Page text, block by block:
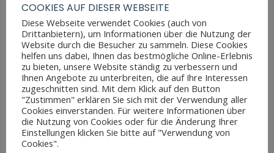
Breite
145 cm
Maße Tiefe
70 cm
Materialien
Eiche
massiv
Stil
Rokoko
Möbelart
Esstisch
gut, einige
COOKIES AUF DIESER WEBSEITE
Diese Webseite verwendet Cookies (auch von
Drittanbietern), um Informationen über die Nutzung der
Website durch die Besucher zu sammeln. Diese Cookies
helfen uns dabei, Ihnen das bestmögliche Online-Erlebnis
zu bieten, unsere Website ständig zu verbessern und
Ihnen Angebote zu unterbreiten, die auf Ihre Interessen
zugeschnitten sind. Mit dem Klick auf den Button
"Zustimmen" erklären Sie sich mit der Verwendung aller
Cookies einverstanden. Für weitere Informationen über
die Nutzung von Cookies oder für die Änderung Ihrer
Einstellungen klicken Sie bitte auf "Verwendung von
Cookies".